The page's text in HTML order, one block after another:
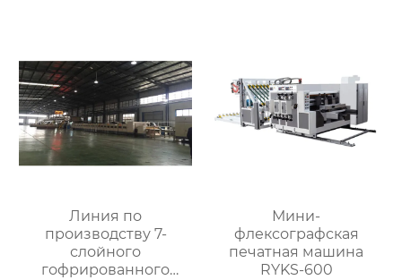
Линия по
производству 7-
слойного
гофрированного
Мини-
флексографская
печатная машина
RYKS-600